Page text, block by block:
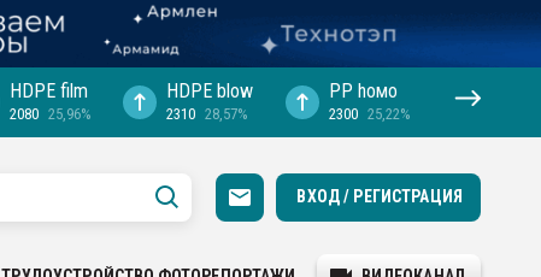
HDPE film
2080 25,96%
HDPE blow
2310 28,57%
PP hомо
2300 25,22%
ВХОД / РЕГИСТРАЦИЯ